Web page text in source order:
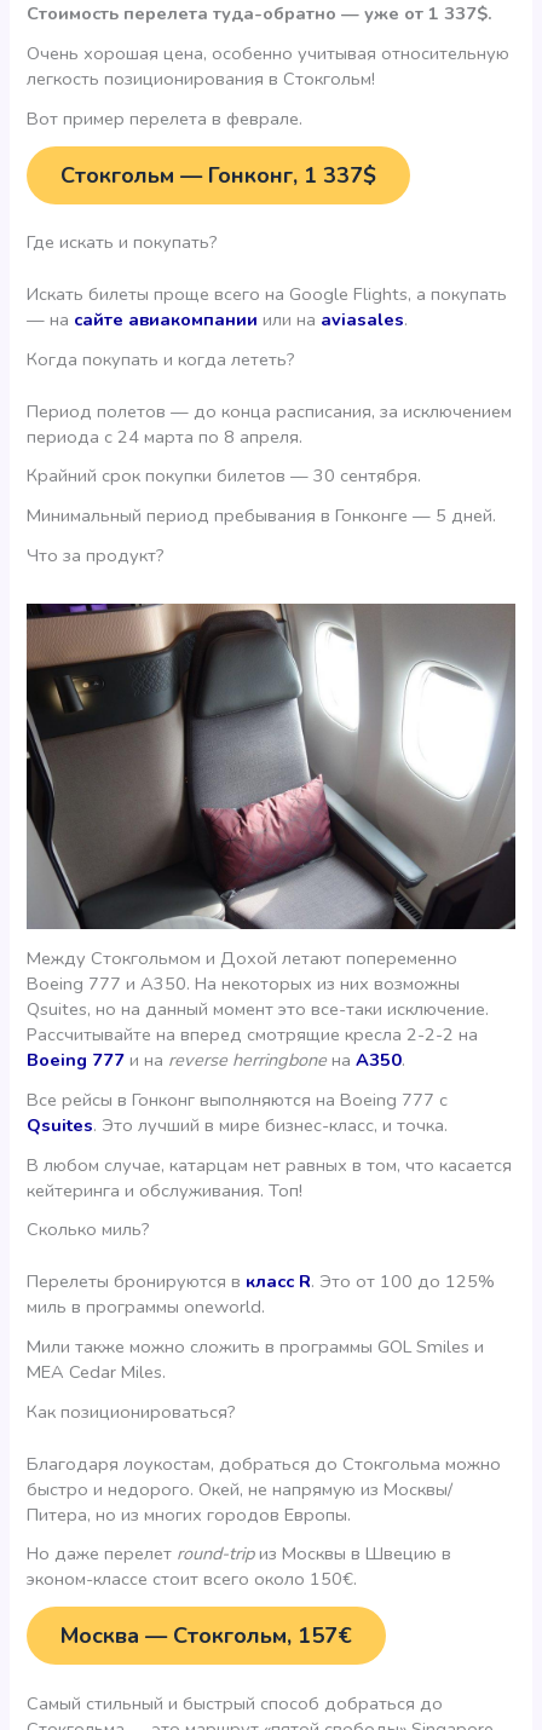
Стоимость перелета туда-обратно — уже от 1 337$.
Очень хорошая цена, особенно учитывая относительную
легкость позиционирования в Стокгольм!
Вот пример перелета в феврале.
Стокгольм — Гонконг, 1 337$
Где искать и покупать?
Искать билеты проще всего на Google Flights, а покупать
— на сайте авиакомпании или на aviasales.
Когда покупать и когда лететь?
Период полетов — до конца расписания, за исключением
периода с 24 марта по 8 апреля.
Крайний срок покупки билетов — 30 сентября.
Минимальный период пребывания в Гонконге — 5 дней.
Что за продукт?
Между Стокгольмом и Дохой летают попеременно
Boeing 777 и A350. На некоторых из них возможны
Qsuites, но на данный момент это все-таки исключение.
Рассчитывайте на вперед смотрящие кресла 2-2-2 на
Boeing 777 и на reverse herringbone наА350.
Все рейсы в Гонконг выполняются на Boeing 777 с
Qsuites. Это лучший в мире бизнес-класс, и точка.
В любом случае, катарцам нет равных в том, что касается
кейтеринга и обслуживания. Топ!
Сколько миль?
Перелеты бронируются в класс R. Это от 100 до 125%
миль в программы oneworld.
Мили также можно сложить в программы GOL Smiles и
MEA Cedar Miles.
Как позиционироваться?
Благодаря лоукостам, добраться до Стокгольма можно
быстро и недорого. Окей, не напрямую из Москвы/
Питера, но из многих городов Европы.
Но даже перелет round-tripиз Москвы в Швецию в
эконом-классе стоит всего около 150€.
Москва — Стокгольм, 157€
Самый стильный и быстрый способ добраться до